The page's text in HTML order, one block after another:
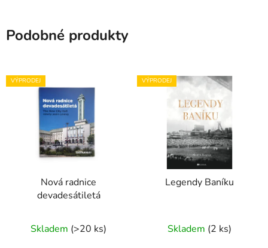
Podobné produkty
VÝPRODEJ
Nová radnice
devadesátiletá
Skladem (>20 ks)
VÝPRODEJ
Legendy Baníku
Skladem (2 ks)